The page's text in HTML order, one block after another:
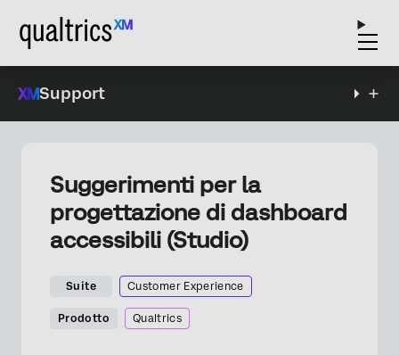
Support
Suggerimenti per la
progettazione di dashboard
accessibili (Studio)
Suite Customer Experience
Prodotto Qualtrics